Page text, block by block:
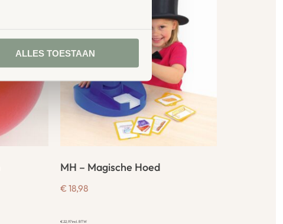
ALLES TOESTAAN
MH – Magische Hoed
€ 18,98
€22,97incl. BTW